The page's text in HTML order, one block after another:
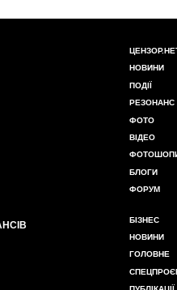
НОВИНИ
ПОДІЇ
РЕЗОНАНС
ФОТО
ВІДЕО
БЛОГИ
ФОРУМ
БІЗНЕС
НОВИНИ
ГОЛОВНЕ